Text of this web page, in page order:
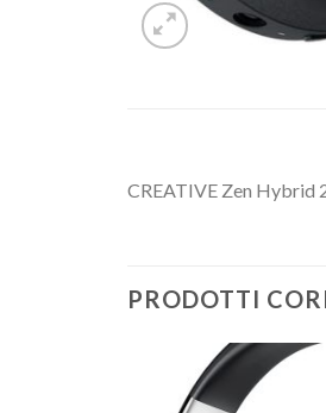
CREATIVE Zen Hybrid
PRODOTTI